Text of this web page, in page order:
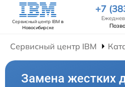
Сервисный центр IBM в
Новосибирске
+7
Сервисный центр IBM
Замена жестких